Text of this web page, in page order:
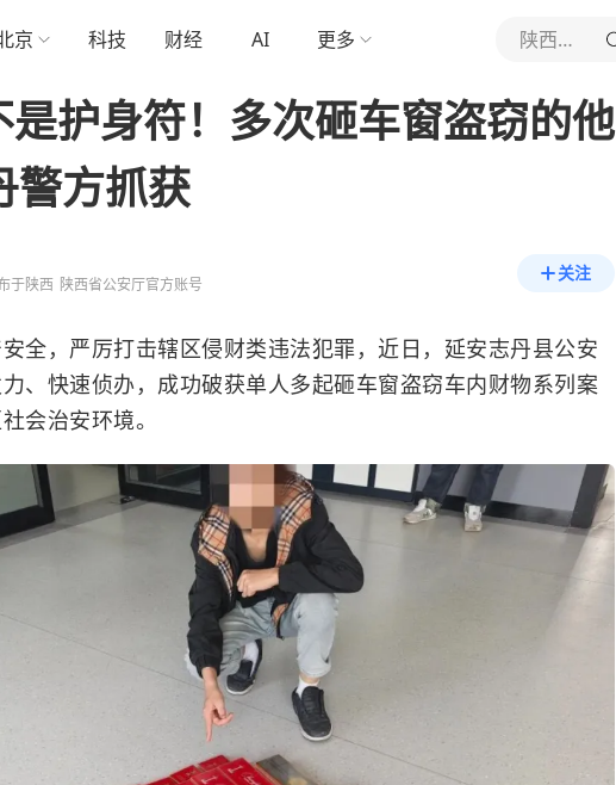
京 科技 财经 AI 更多 陕西警方
是护身符！多次砸车窗盗窃的他
警方抓获
于陕西 陕西省公安厅官方账号
关注
全，严厉打击辖区侵财类违法犯罪，近日，延安志丹县公安
、快速侦办，成功破获单人多起砸车窗盗窃车内财物系列案
会治安环境。